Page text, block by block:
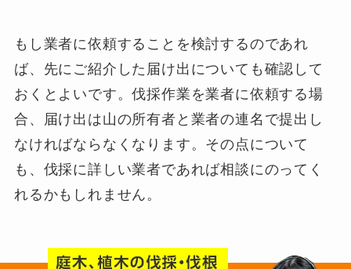
もし業者に依頼することを検討するのであれ
ば、先にご紹介した届け出についても確認して
おくとよいです。伐採作業を業者に依頼する場
合、届け出は山の所有者と業者の連名で提出し
なければならなくなります。その点について
も、伐採に詳しい業者であれば相談にのってく
れるかもしれません。